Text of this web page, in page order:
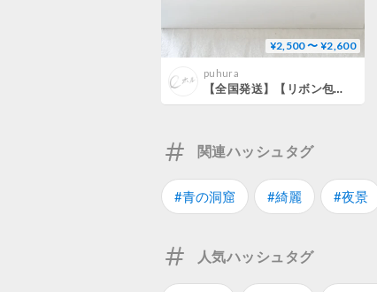
¥2,500 〜 ¥2,600
puhura
【全国発送】【リボン包装】【熨斗】焼き菓子6種詰め合わせ
関連ハッシュタグ
#青の洞窟 #綺麗 #夜景
人気ハッシュタグ